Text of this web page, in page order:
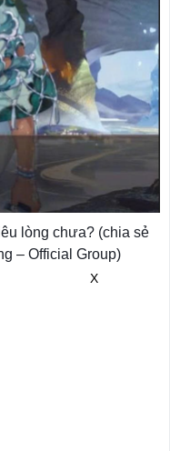
lòng chưa? (chia sẻ
– Official Group)
X